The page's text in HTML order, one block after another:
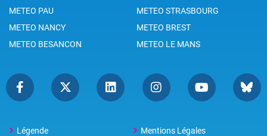
METEO PAU
METEO STRASBOURG
METEO NANCY
METEO BREST
METEO BESANCON
METEO LE MANS
Légende
Mentions Légales